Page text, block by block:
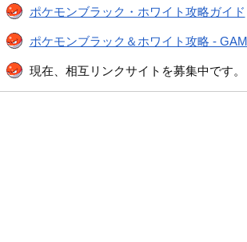
ポケモンブラック・ホワイト攻略ガイド
ポケモンブラック＆ホワイト攻略 -
現在、相互リンクサイトを募集中です。